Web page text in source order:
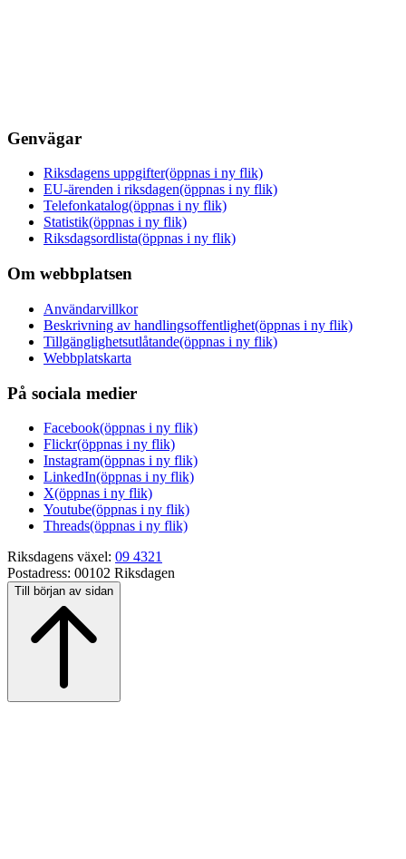
Genvägar
Riksdagens uppgifter(öppnas i ny flik)
EU-ärenden i riksdagen(öppnas i ny flik)
Telefonkatalog(öppnas i ny flik)
Statistik(öppnas i ny flik)
Riksdagsordlista(öppnas i ny flik)
Om webbplatsen
Användarvillkor
Beskrivning av handlingsoffentlighet(öppnas i ny flik)
Tillgänglighetsutlåtande(öppnas i ny flik)
Webbplatskarta
På sociala medier
Facebook(öppnas i ny flik)
Flickr(öppnas i ny flik)
Instagram(öppnas i ny flik)
LinkedIn(öppnas i ny flik)
X(öppnas i ny flik)
Youtube(öppnas i ny flik)
Threads(öppnas i ny flik)
Riksdagens växel: 09 4321
Postadress: 00102 Riksdagen
Till början av sidan